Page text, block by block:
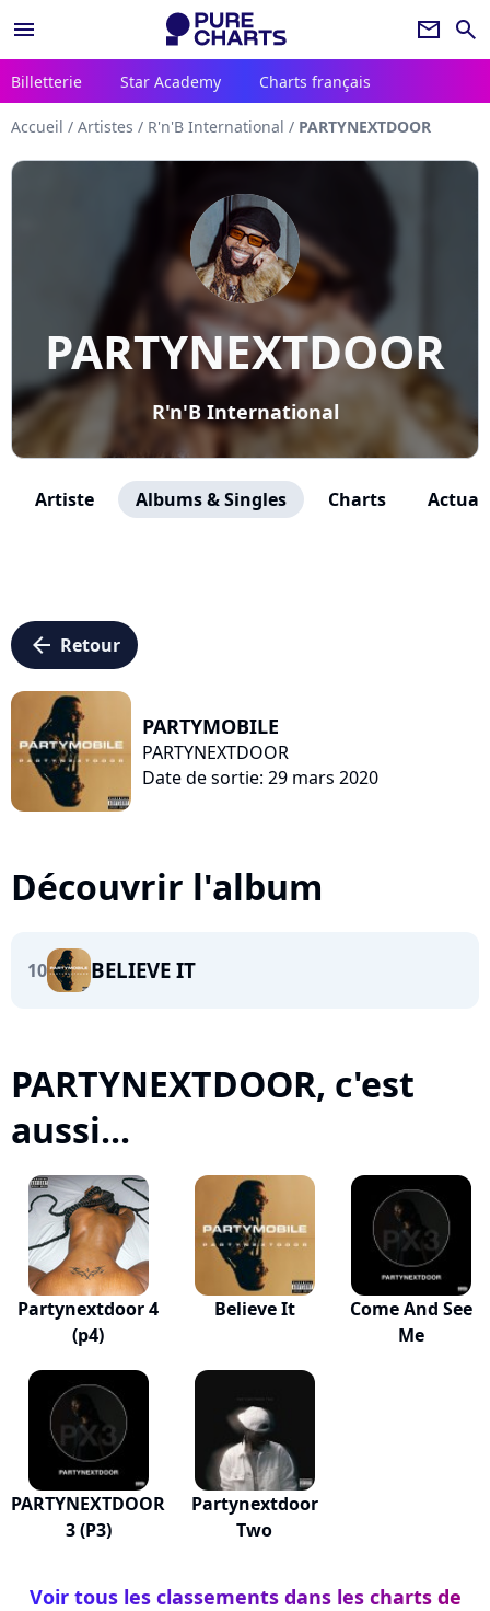
menu newsletter search
Billetterie Star Academy Charts français
Accueil / Artistes / R'n'B International / PARTYNEXTDOOR
PARTYNEXTDOOR
R'n'B International
Artiste Albums & Singles Charts
arrow_left Retour
PARTYMOBILE
PARTYNEXTDOOR
Date de sortie: 29 mars 2020
Découvrir l'album
10 BELIEVE IT
PARTYNEXTDOOR, c'est
aussi...
Partynextdoor 4
(p4)
Believe It
Come And See
Me
PARTYNEXTDOOR
3 (P3)
Partynextdoor
Two
Voir tous les classements dans les charts de